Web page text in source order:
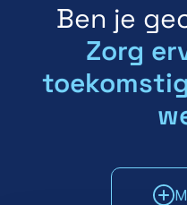
Ben je
Zorg